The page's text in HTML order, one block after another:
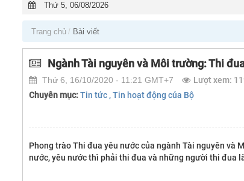
Thứ 5, 06/08/2026
Văn bản QPPL và Báo
Trang chủ Bài viết
Ngành Tài nguyên và Môi trường: Thi
Thứ 6, 16/10/2020 - 11:21 GMT+7
Lượt xem:
Chuyên mục:Tin tức , Tin hoạt động của Bộ
Phong trào Thi đua yêu nước của ngành Tài nguyên và
nước, yêu nước thì phải thi đua và những người thi đua